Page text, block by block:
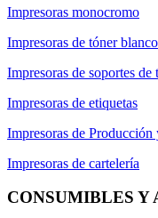
Impresoras monocromo
Impresoras de tóner blanco
Impresoras de soportes de
Impresoras de etiquetas
Impresoras de Producción
Impresoras de cartelería
CONSUMIBLES Y